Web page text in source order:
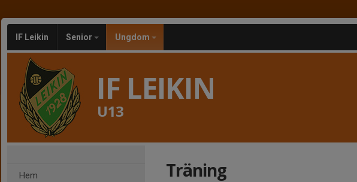
IF Leikin Senior Ungdom
IF LEIKIN
U13
Hem Träning